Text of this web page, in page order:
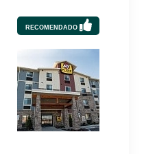
RECOMENDADO